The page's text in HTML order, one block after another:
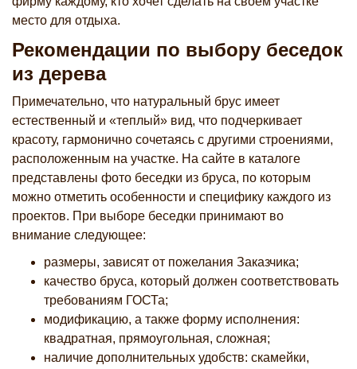
место для отдыха.
Рекомендации по выбору беседок
из дерева
Примечательно, что натуральный брус имеет
естественный и «теплый» вид, что подчеркивает
красоту, гармонично сочетаясь с другими строениями,
расположенным на участке. На сайте в каталоге
представлены фото беседки из бруса, по которым
можно отметить особенности и специфику каждого из
проектов. При выборе беседки принимают во
внимание следующее:
размеры, зависят от пожелания Заказчика;
качество бруса, который должен соответствовать
требованиям ГОСТа;
модификацию, а также форму исполнения:
квадратная, прямоугольная, сложная;
наличие дополнительных удобств: скамейки,